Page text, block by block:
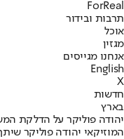
ForReal
תרבות ובידור
אוכל
מגזין
אנחנו מגייסים
English
X
חדשות
בארץ
יהודה פוליקר על הדלקת
המוזיקאי יהודה פוליקר